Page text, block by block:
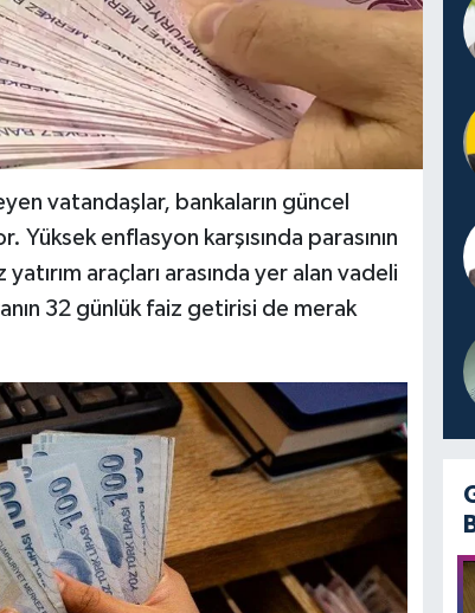
vatandaşlar, bankaların güncel
enflasyon karşısında parasının
araçları arasında yer alan vadeli
32 günlük faiz getirisi de merak